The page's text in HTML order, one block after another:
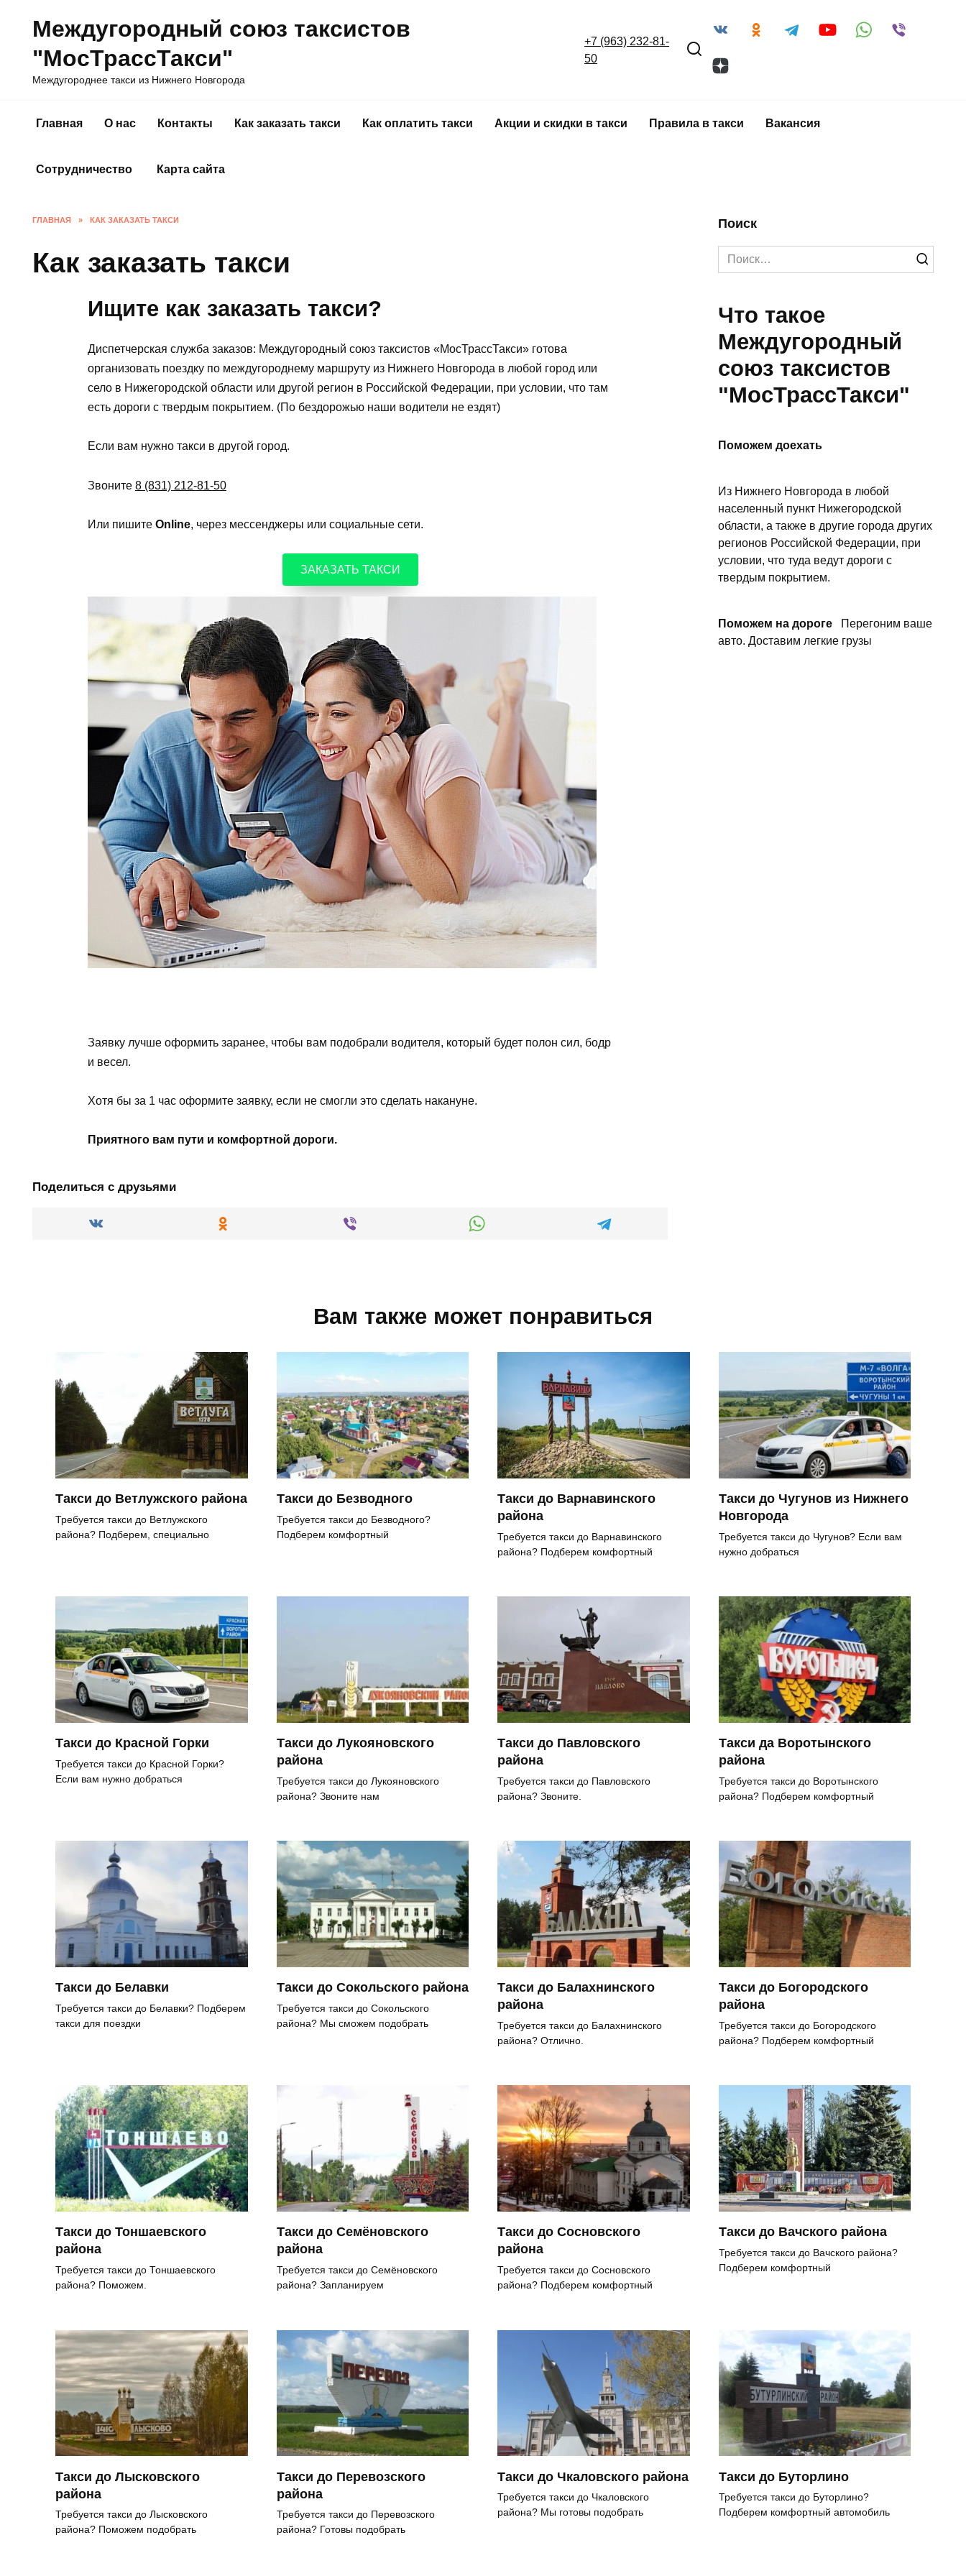
Междугородный союз таксистов
"МосТрассТакси"
Междугороднее такси из Нижнего Новгорода
+7 (963) 232-81-
50
Главная О нас Контакты Как заказать такси Как оплатить такси Акции и скидки в такси Правила в такси Вакансия
Сотрудничество Карта сайта
ГЛАВНАЯ » КАК ЗАКАЗАТЬ ТАКСИ
Как заказать такси
Ищите как заказать такси?
Диспетчерская служба заказов: Междугородный союз таксистов «МосТрассТакси» готова
организовать поездку по междугороднему маршруту из Нижнего Новгорода в любой город или
село в Нижегородской области или другой регион в Российской Федерации, при условии, что там
есть дороги с твердым покрытием. (По бездорожью наши водители не ездят)
Если вам нужно такси в другой город.
Звоните 8 (831) 212-81-50
Или пишите Online, через мессенджеры или социальные сети.
ЗАКАЗАТЬ ТАКСИ
Заявку лучше оформить заранее, чтобы вам подобрали водителя, который будет полон сил, бодр
и весел.
Хотя бы за 1 час оформите заявку, если не смогли это сделать накануне.
Приятного вам пути и комфортной дороги.
Поделиться с друзьями
Поиск
Search
for:
Что такое
Междугородный
союз таксистов
"МосТрассТакси"
Поможем доехать
Из Нижнего Новгорода в любой
населенный пункт Нижегородской
области, а также в другие города других
регионов Российской Федерации, при
условии, что туда ведут дороги с
твердым покрытием.
Поможем на дороге Перегоним ваше
авто. Доставим легкие грузы
Вам также может понравиться
Такси до Ветлужского района
Требуется такси до Ветлужского
района? Подберем, специально
Такси до Безводного
Требуется такси до Безводного?
Подберем комфортный
Такси до Варнавинского
района
Требуется такси до Варнавинского
района? Подберем комфортный
Такси до Чугунов из Нижнего
Новгорода
Требуется такси до Чугунов? Если вам
нужно добраться
Такси до Красной Горки
Требуется такси до Красной Горки?
Если вам нужно добраться
Такси до Лукояновского
района
Требуется такси до Лукояновского
района? Звоните нам
Такси до Павловского
района
Требуется такси до Павловского
района? Звоните.
Такси да Воротынского
района
Требуется такси до Воротынского
района? Подберем комфортный
Такси до Белавки
Требуется такси до Белавки? Подберем
такси для поездки
Такси до Сокольского района
Требуется такси до Сокольского
района? Мы сможем подобрать
Такси до Балахнинского
района
Требуется такси до Балахнинского
района? Отлично.
Такси до Богородского
района
Требуется такси до Богородского
района? Подберем комфортный
Такси до Тоншаевского
района
Требуется такси до Тоншаевского
района? Поможем.
Такси до Семёновского
района
Требуется такси до Семёновского
района? Запланируем
Такси до Сосновского
района
Требуется такси до Сосновского
района? Подберем комфортный
Такси до Вачского района
Требуется такси до Вачского района?
Подберем комфортный
Такси до Лысковского
района
Требуется такси до Лысковского
района? Поможем подобрать
Такси до Перевозского
района
Требуется такси до Перевозского
района? Готовы подобрать
Такси до Чкаловского района
Требуется такси до Чкаловского
района? Мы готовы подобрать
Такси до Буторлино
Требуется такси до Буторлино?
Подберем комфортный автомобиль